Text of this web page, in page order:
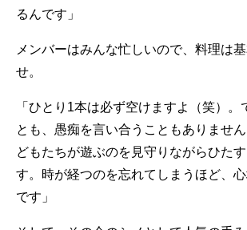
るんです」
メンバーはみんな忙しいので、料理は
せ。
「ひとり1本は必ず空けますよ（笑）。
とも、愚痴を言い合うこともありませ
どもたちが遊ぶのを見守りながらひた
す。時が経つのを忘れてしまうほど、
です」